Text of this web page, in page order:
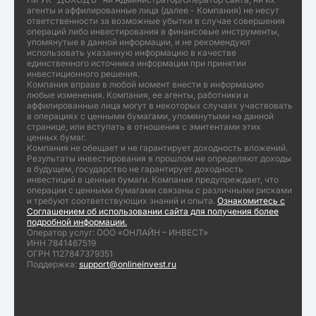
агенты и аффилированные лица (далее - Компания) не несут
ответственности за возможные убытки в случае совершения
операций либо инвестирования в финансовые инструменты,
упомянутые в данной информации, и не рекомендуют
использовать указанную информацию в качестве
единственного источника информации при принятии
инвестиционного решения.
Компания вправе в любой момент внести в информацию
любые изменения. Компания, ее агенты, работники и
аффилированные лица могут в некоторых случаях участвовать
в операциях с ценными бумагами, упомянутыми на данной
странице, или вступать в отношения с эмитентами этих
ценных бумаг.
Компания не обещает и не гарантирует доходность вложений.
Результаты инвестирования в прошлом не определяют доходы
в будущем, государство не гарантирует доходность
инвестиций в ценные бумаги. Компания предупреждает, что
операции с ценными бумагами связаны с различными рисками
и требуют соответствующих знаний и опыта. Ознакомитесь с
Соглашением об использовании сайта для получения более
подробной информации.
Оператор услуг: ООО «ОНЛАЙН – ИНВЕСТ»
ИНН 7841467519
ОГРН 1127847379351
Поддержка: support@onlineinvest.ru